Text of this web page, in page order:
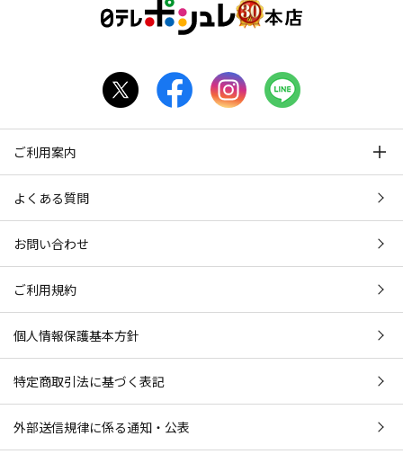
ご利用案内
よくある質問
お問い合わせ
ご利用規約
個人情報保護基本方針
特定商取引法に基づく表記
外部送信規律に係る通知・公表